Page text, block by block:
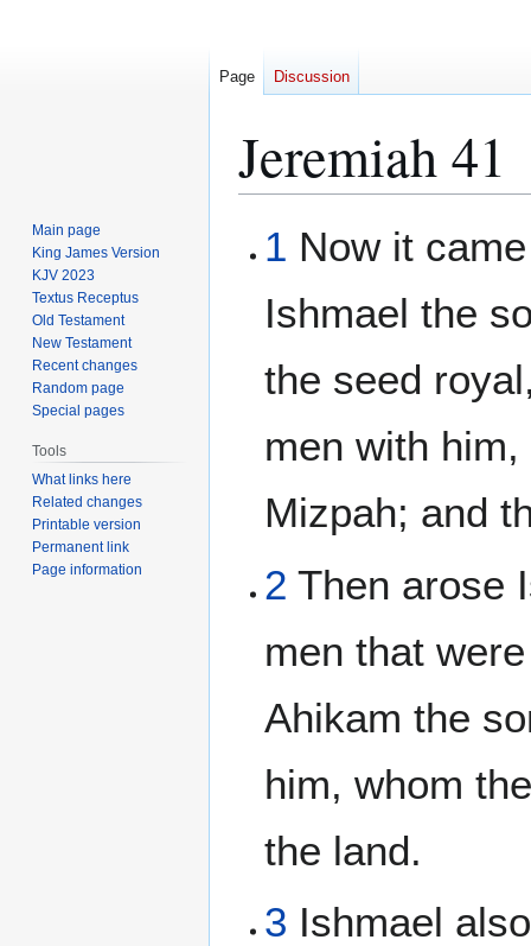
Jeremiah 41
toto
1 Now it
Ishmael the
the seed
men with
Mizpah; and
2 Then arose
men that
Ahikam the
him, whom
the land.
3 Ishmael
Page Discussion
Main page
King James Version
KJV 2023
Textus Receptus
Old Testament
New Testament
Recent changes
Random page
Special pages
Tools
What links here
Related changes
Printable version
Permanent link
Page information